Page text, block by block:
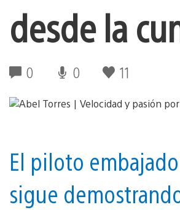
desde la
0 0 11
El piloto
sigue